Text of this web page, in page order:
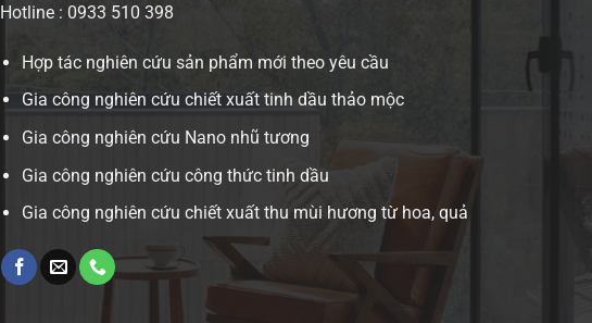
Hotline : 0933 510 398
Hợp tác nghiên cứu sản phẩm mới theo yêu cầu
Gia công nghiên cứu chiết xuất tinh dầu thảo mộc
Gia công nghiên cứu Nano nhũ tương
Gia công nghiên cứu công thức tinh dầu
Gia công nghiên cứu chiết xuất thu mùi hương từ hoa, quả